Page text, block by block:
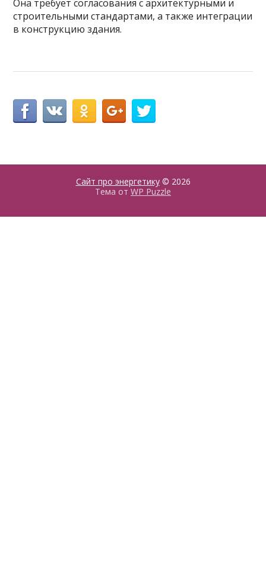
Она требует согласования с архитектурными и
строительными стандартами, а также интеграции
в конструкцию здания.
Сайт про энергетику© 2026
Тема от WP Puzzle